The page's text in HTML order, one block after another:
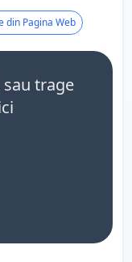
din Pagina Web
sau trage